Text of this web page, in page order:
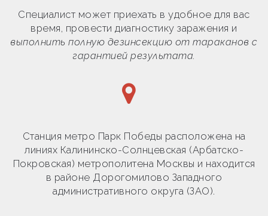
Специалист может приехать в удобное для вас
время, провести диагностику заражения и
выполнить полную дезинсекцию от тараканов с
гарантией результата.
Станция метро Парк Победы расположена на
линиях Калининско-Солнцевская (Арбатско-
Покровская) метрополитена Москвы и находится
в районе Дорогомилово Западного
административного округа (ЗАО).